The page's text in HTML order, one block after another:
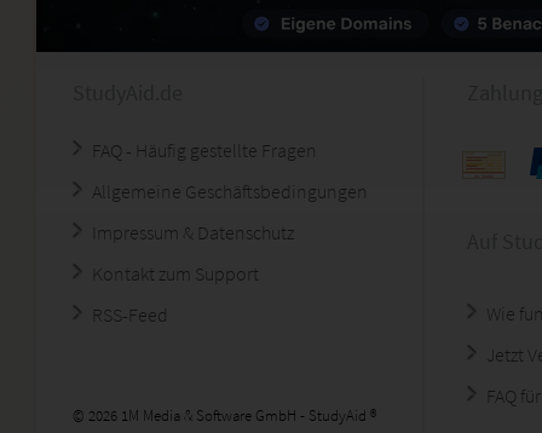
FAQ - Häufig gestellte Fragen
Allgemeine Geschäftsbedingungen
Impressum & Datenschutz
Kontakt zum Support
RSS-Feed
© 2026 1M Media & Software GmbH - StudyAid ®
Wie
Jetzt
FAQ